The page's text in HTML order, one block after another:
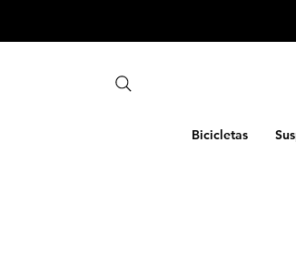
Bicicletas